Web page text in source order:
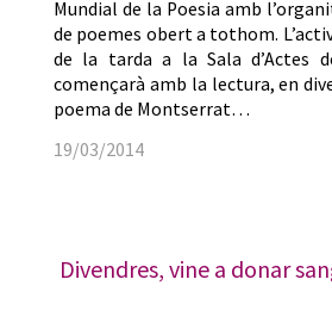
Mundial de la Poesia amb
de poemes obert a tothom.
de la tarda a la Sala d’Actes
començarà amb la lectura, en
poema de Montserrat…
19/03/2014
Divendres, vine a donar